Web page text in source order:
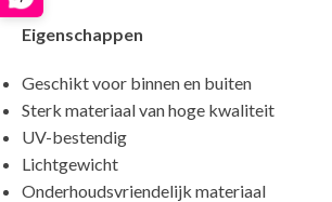
Eigenschappen
Geschikt voor binnen en buiten
Sterk materiaal van hoge kwaliteit
UV-bestendig
Lichtgewicht
Onderhoudsvriendelijk materiaal